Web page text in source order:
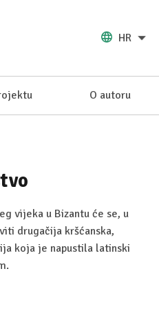
HR
O autoru
vijeka u Bizantu će se, u
drugačija kršćanska,
koja je napustila latinski